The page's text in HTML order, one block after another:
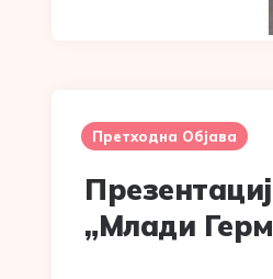
navigation
Претходна Објава
„Млади